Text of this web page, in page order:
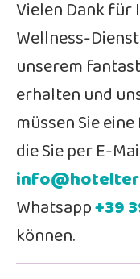
Vielen Dank für
Wellness-
unserem
erhalten und
müssen Sie
die Sie per E-
Whatsapp+39
können.